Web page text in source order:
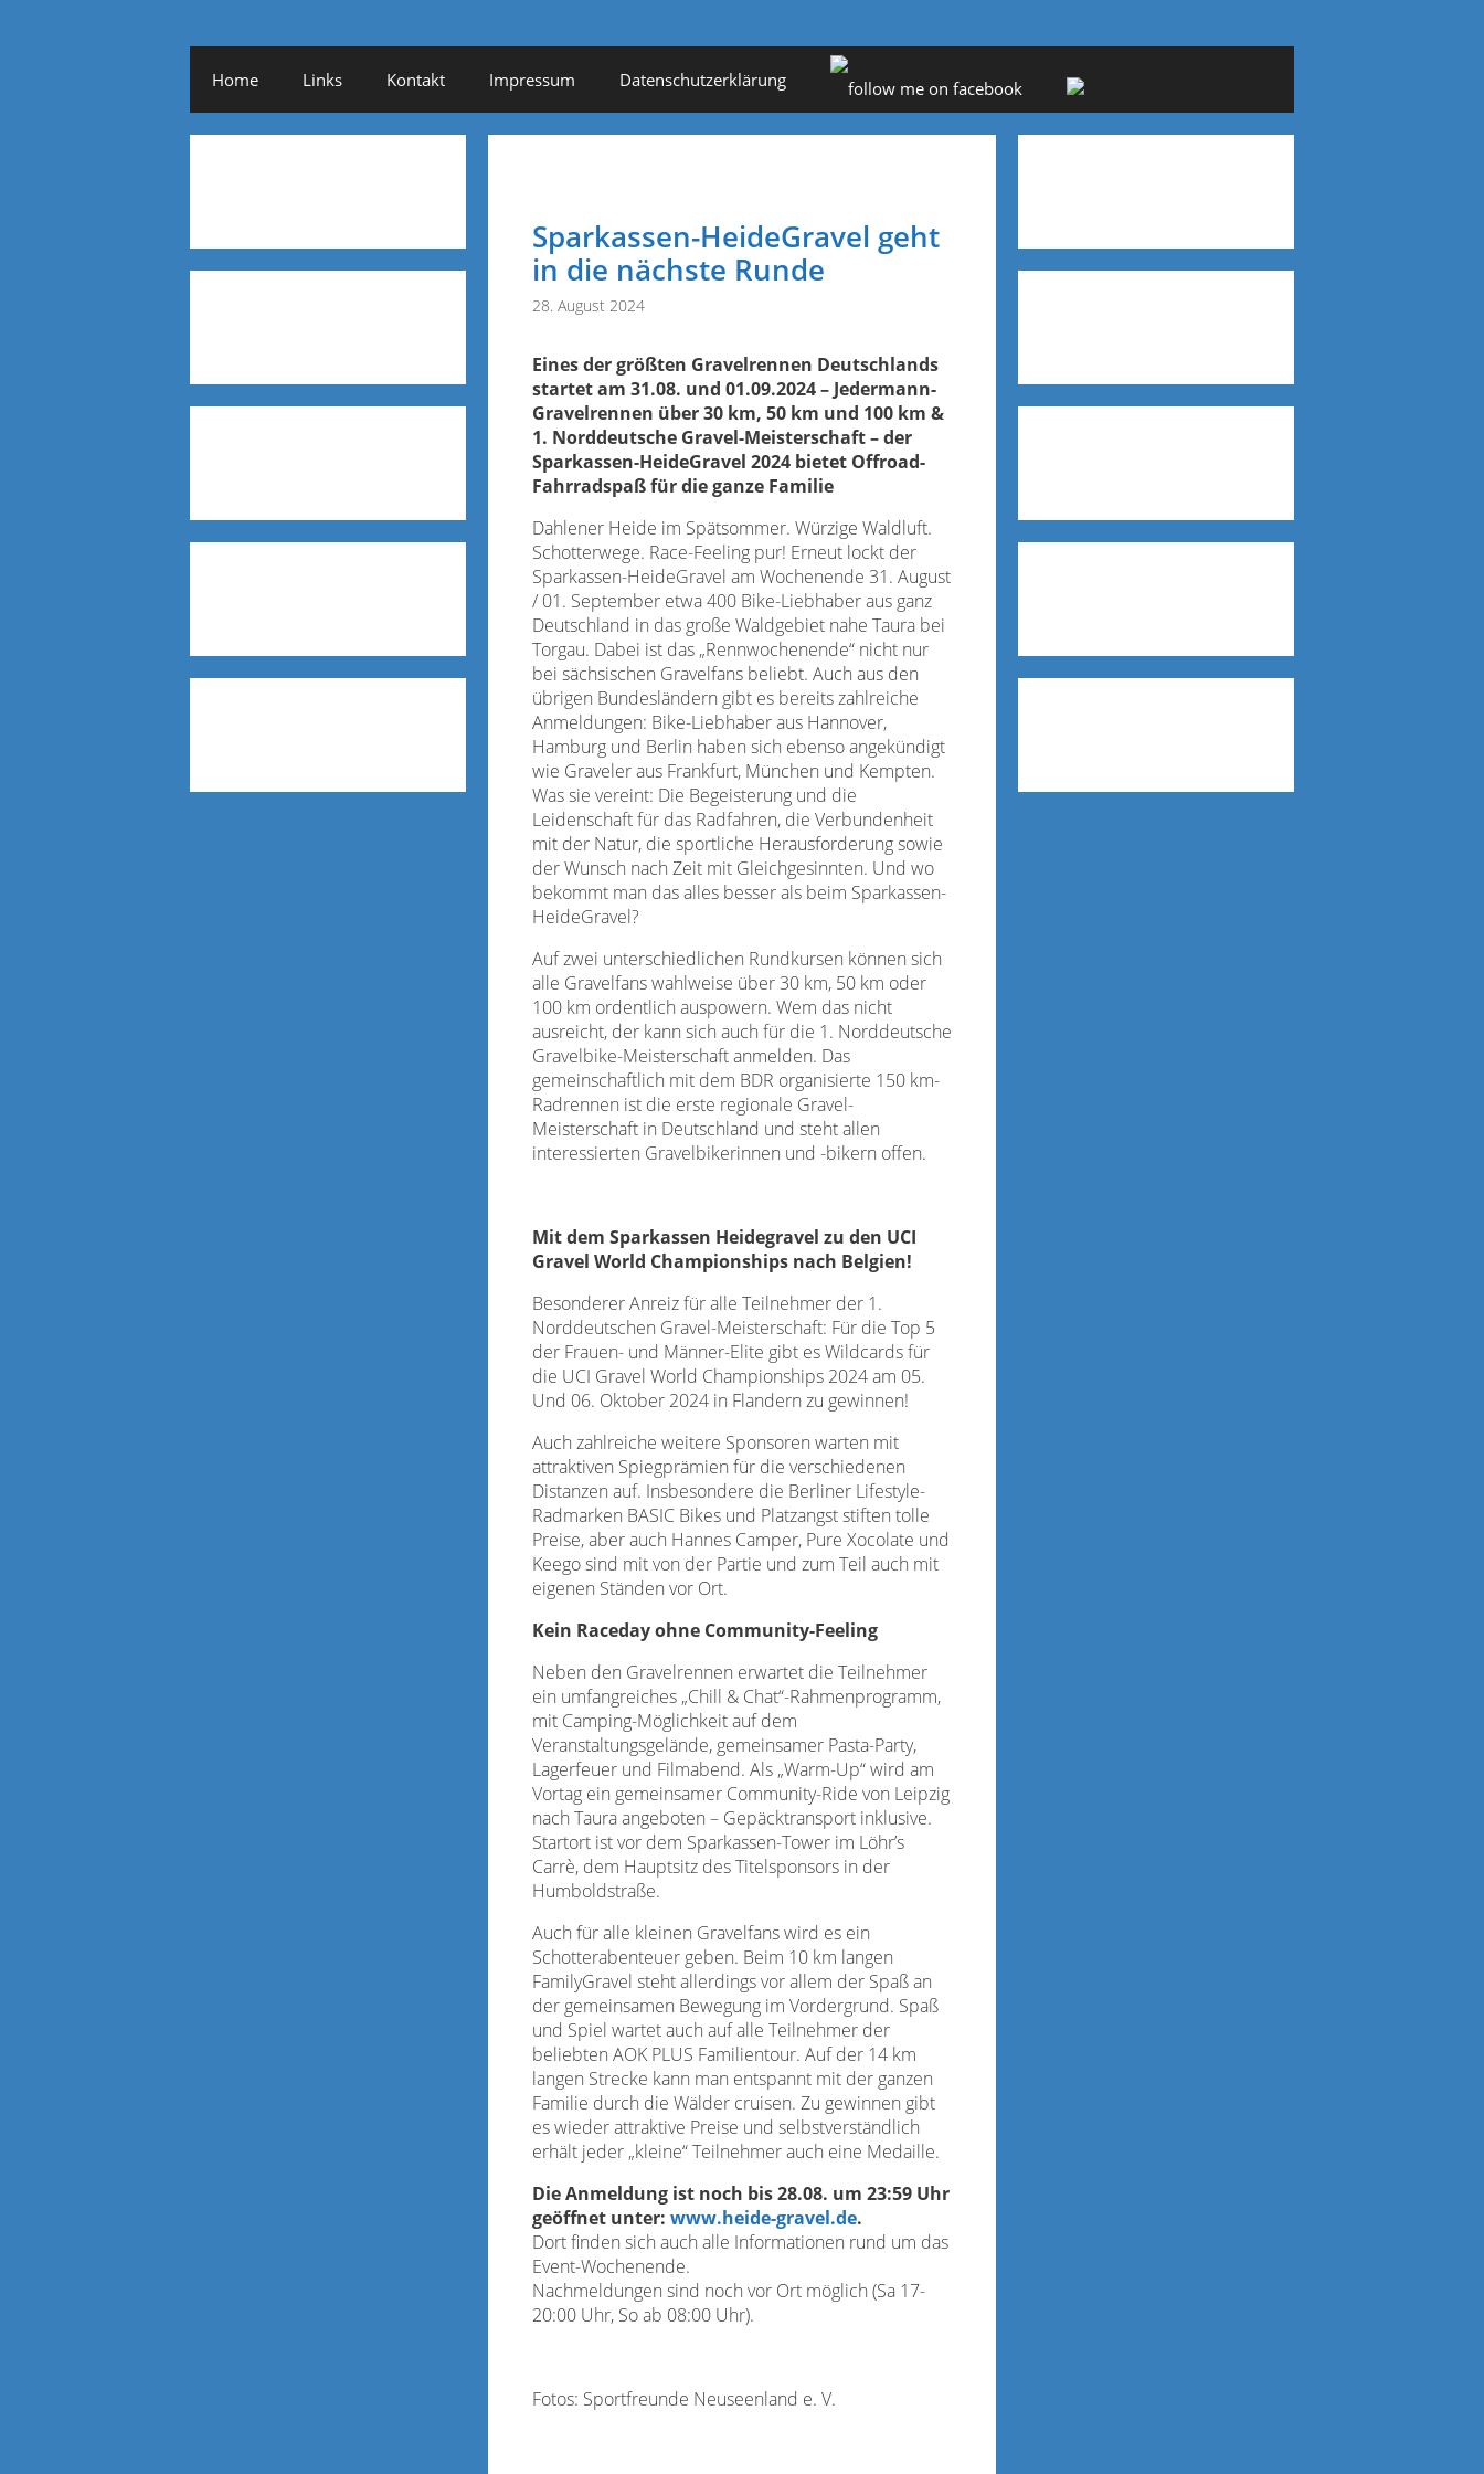
Home Links Kontakt Impressum Datenschutzerklärung
Sparkassen-HeideGravel geht
in die nächste Runde
28. August 2024
Eines der größten Gravelrennen Deutschlands
startet am 31.08. und 01.09.2024 – Jedermann-
Gravelrennen über 30 km, 50 km und 100 km &
1. Norddeutsche Gravel-Meisterschaft – der
Sparkassen-HeideGravel 2024 bietet Offroad-
Fahrradspaß für die ganze Familie
Dahlener Heide im Spätsommer. Würzige Waldluft.
Schotterwege. Race-Feeling pur! Erneut lockt der
Sparkassen-HeideGravel am Wochenende 31. August
/ 01. September etwa 400 Bike-Liebhaber aus ganz
Deutschland in das große Waldgebiet nahe Taura bei
Torgau. Dabei ist das „Rennwochenende“ nicht nur
bei sächsischen Gravelfans beliebt. Auch aus den
übrigen Bundesländern gibt es bereits zahlreiche
Anmeldungen: Bike-Liebhaber aus Hannover,
Hamburg und Berlin haben sich ebenso angekündigt
wie Graveler aus Frankfurt, München und Kempten.
Was sie vereint: Die Begeisterung und die
Leidenschaft für das Radfahren, die Verbundenheit
mit der Natur, die sportliche Herausforderung sowie
der Wunsch nach Zeit mit Gleichgesinnten. Und wo
bekommt man das alles besser als beim Sparkassen-
HeideGravel?
Auf zwei unterschiedlichen Rundkursen können sich
alle Gravelfans wahlweise über 30 km, 50 km oder
100 km ordentlich auspowern. Wem das nicht
ausreicht, der kann sich auch für die 1. Norddeutsche
Gravelbike-Meisterschaft anmelden. Das
gemeinschaftlich mit dem BDR organisierte 150 km-
Radrennen ist die erste regionale Gravel-
Meisterschaft in Deutschland und steht allen
interessierten Gravelbikerinnen und -bikern offen.
Mit dem Sparkassen Heidegravel zu den UCI
Gravel World Championships nach Belgien!
Besonderer Anreiz für alle Teilnehmer der 1.
Norddeutschen Gravel-Meisterschaft: Für die Top 5
der Frauen- und Männer-Elite gibt es Wildcards für
die UCI Gravel World Championships 2024 am 05.
Und 06. Oktober 2024 in Flandern zu gewinnen!
Auch zahlreiche weitere Sponsoren warten mit
attraktiven Spiegprämien für die verschiedenen
Distanzen auf. Insbesondere die Berliner Lifestyle-
Radmarken BASIC Bikes und Platzangst stiften tolle
Preise, aber auch Hannes Camper, Pure Xocolate und
Keego sind mit von der Partie und zum Teil auch mit
eigenen Ständen vor Ort.
Kein Raceday ohne Community-Feeling
Neben den Gravelrennen erwartet die Teilnehmer
ein umfangreiches „Chill & Chat“-Rahmenprogramm,
mit Camping-Möglichkeit auf dem
Veranstaltungsgelände, gemeinsamer Pasta-Party,
Lagerfeuer und Filmabend. Als „Warm-Up“ wird am
Vortag ein gemeinsamer Community-Ride von Leipzig
nach Taura angeboten – Gepäcktransport inklusive.
Startort ist vor dem Sparkassen-Tower im Löhr’s
Carrè, dem Hauptsitz des Titelsponsors in der
Humboldstraße.
Auch für alle kleinen Gravelfans wird es ein
Schotterabenteuer geben. Beim 10 km langen
FamilyGravel steht allerdings vor allem der Spaß an
der gemeinsamen Bewegung im Vordergrund. Spaß
und Spiel wartet auch auf alle Teilnehmer der
beliebten AOK PLUS Familientour. Auf der 14 km
langen Strecke kann man entspannt mit der ganzen
Familie durch die Wälder cruisen. Zu gewinnen gibt
es wieder attraktive Preise und selbstverständlich
erhält jeder „kleine“ Teilnehmer auch eine Medaille.
Die Anmeldung ist noch bis 28.08. um 23:59 Uhr
geöffnet unter: www.heide-gravel.de.
Dort finden sich auch alle Informationen rund um das
Event-Wochenende.
Nachmeldungen sind noch vor Ort möglich (Sa 17-
20:00 Uhr, So ab 08:00 Uhr).
Fotos: Sportfreunde Neuseenland e. V.